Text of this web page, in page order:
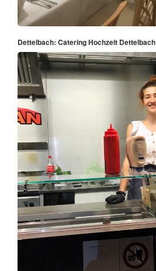
Dettelbach: Catering Hochzeit Dettelbach